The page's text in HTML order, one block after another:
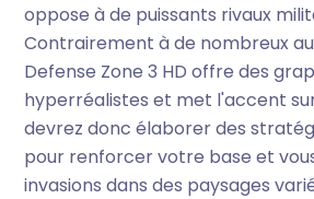
oppose à de puissants rivaux
Contrairement à de nombreux
Defense Zone 3 HD offre des
hyperréalistes et met l'accent
devrez donc élaborer des
pour renforcer votre base et
invasions dans des paysages